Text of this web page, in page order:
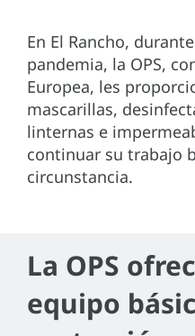
En El Rancho,
pandemia, la OPS,
Europea, les
mascarillas,
linternas e
continuar su trabajo
circunstancia.
La OPS
equipo